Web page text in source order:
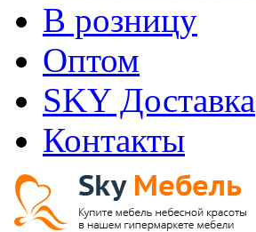
В розницу
Оптом
SKY Доставка
Контакты